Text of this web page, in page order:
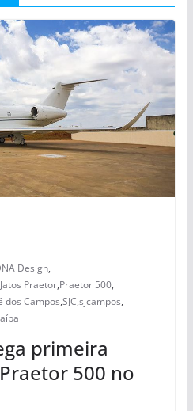
Design,
Jatos Praetor,Praetor 500,
dos Campos,SJC,sjcampos,
primeira
500 no